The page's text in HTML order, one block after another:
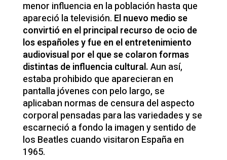
menor influencia en la población hasta que
apareció la televisión. El nuevo medio se
convirtió en el principal recurso de ocio de
los españoles y fue en el entretenimiento
audiovisual por el que se colaron formas
distintas de influencia cultural.Aun así,
estaba prohibido que aparecieran en
pantalla jóvenes con pelo largo, se
aplicaban normas de censura del aspecto
corporal pensadas para las variedades y se
escarneció a fondo la imagen y sentido de
los Beatles cuando visitaron España en
1965.